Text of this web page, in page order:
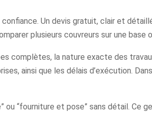
confiance. Un devis gratuit, clair et
plusieurs couvreurs sur une base
complètes, la nature exacte des
ainsi que les délais d’exécution.
“fourniture et pose” sans détail. Ce